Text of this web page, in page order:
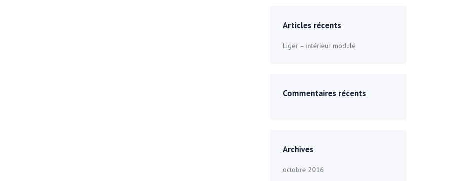
Articles récents
Liger – intérieur module
Commentaires récents
Archives
octobre 2016